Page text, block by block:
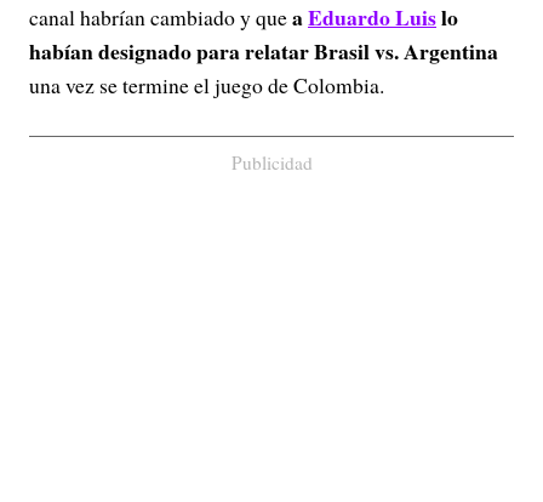
canal habrían cambiado y queaEduardo Luislo
habían designado para relatar Brasil vs. Argentina
una vez se termine el juego de Colombia.
Publicidad